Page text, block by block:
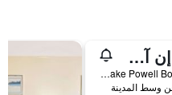
رودواي إن آت ليك باول
107 South Lake Powell Boulevard, باج, AZ, الولايات المتحدة الأميريكية